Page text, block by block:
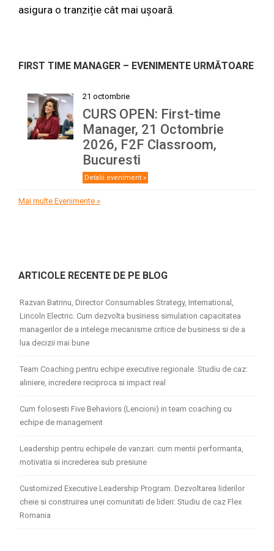
asigura o tranziție cât mai ușoară.
FIRST TIME MANAGER – EVENIMENTE URMĂTOARE
21 octombrie
CURS OPEN: First-time
Manager, 21 Octombrie
2026, F2F Classroom,
Bucuresti
Detalii eveniment »
Mai multe Evenimente »
ARTICOLE RECENTE DE PE BLOG
Razvan Batrinu, Director Consumables Strategy, International,
Lincoln Electric. Cum dezvolta business simulation capacitatea
managerilor de a intelege mecanisme critice de business si de a
lua decizii mai bune
Team Coaching pentru echipe executive regionale. Studiu de caz:
aliniere, incredere reciproca si impact real
Cum folosesti Five Behaviors (Lencioni) in team coaching cu
echipe de management
Leadership pentru echipele de vanzari: cum mentii performanta,
motivatia si increderea sub presiune
Customized Executive Leadership Program. Dezvoltarea liderilor
cheie si construirea unei comunitati de lideri: Studiu de caz Flex
Romania